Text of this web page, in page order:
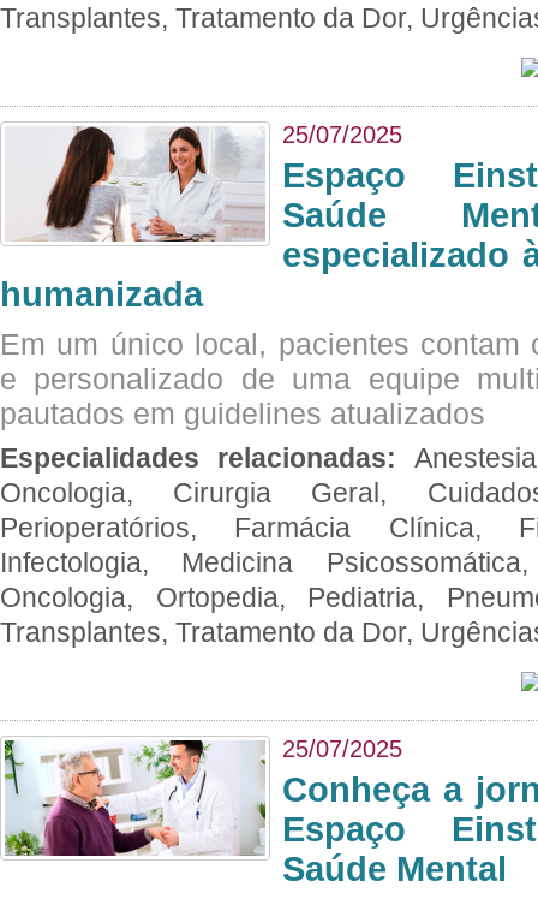
Transplantes, Tratamento da Dor,
25/07/2025
Espaço
Saúde
especializado
humanizada
Em um único local, pacientes contam
e personalizado de uma equipe
pautados em guidelines atualizados
Especialidades relacionadas:
Oncologia, Cirurgia Geral,
Perioperatórios, Farmácia Clínica,
Infectologia, Medicina
Oncologia, Ortopedia, Pediatria,
Transplantes, Tratamento da Dor,
25/07/2025
Conheça a
Espaço
Saúde Mental